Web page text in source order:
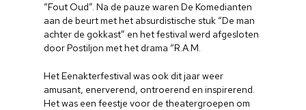
“Fout Oud”. Na de pauze waren De Komedianten
aan de beurt met het absurdistische stuk “De man
achter de gokkast” en het festival werd afgesloten
door Postiljon met het drama “R.A.M.
Het Eenakterfestival was ook dit jaar weer
amusant, enerverend, ontroerend en inspirerend.
Het was een feestje voor de theatergroepen om